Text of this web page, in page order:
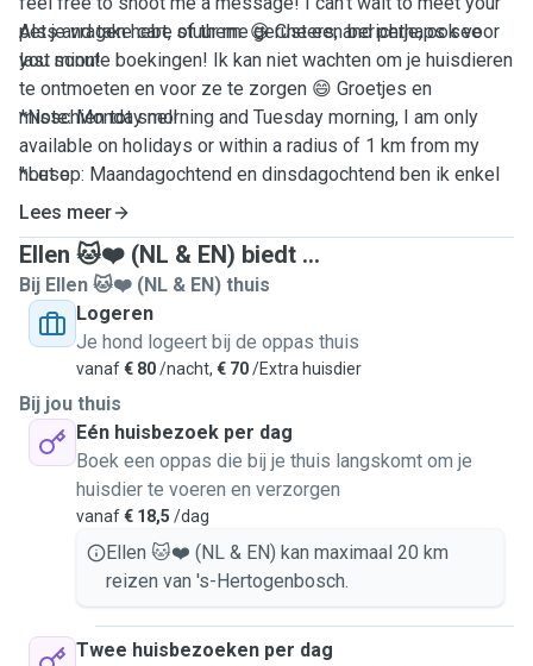
Als je vragen hebt, stuur me gerust een berichtje, ook voor
last minute boekingen! Ik kan niet wachten om je huisdieren
te ontmoeten en voor ze te zorgen 😄 Groetjes en
misschien tot snel!
*Let op: Maandagochtend en dinsdagochtend ben ik enkel
beschikbaar op feestdagen of binnen een straal van 1km
van mijn huis.
🇬🇧
pets and take care of them. 😄 Cheers, and perhaps see
you soon!
*Note: Monday morning and Tuesday morning, I am only
available on holidays or within a radius of 1 km from my
house.
Lees meer
Ellen 🐱❤️ (NL & EN) biedt ...
Bij Ellen 🐱❤️ (NL & EN) thuis
Logeren
Je hond logeert bij de oppas thuis
vanaf€ 80/nacht, € 70/Extra huisdier
Bij jou thuis
Eén huisbezoek per dag
Boek een oppas die bij je thuis langskomt om je
huisdier te voeren en verzorgen
vanaf€ 18,5 /dag
Ellen 🐱❤️ (NL & EN) kan maximaal 20 km
reizen van 's-Hertogenbosch.
Twee huisbezoeken per dag